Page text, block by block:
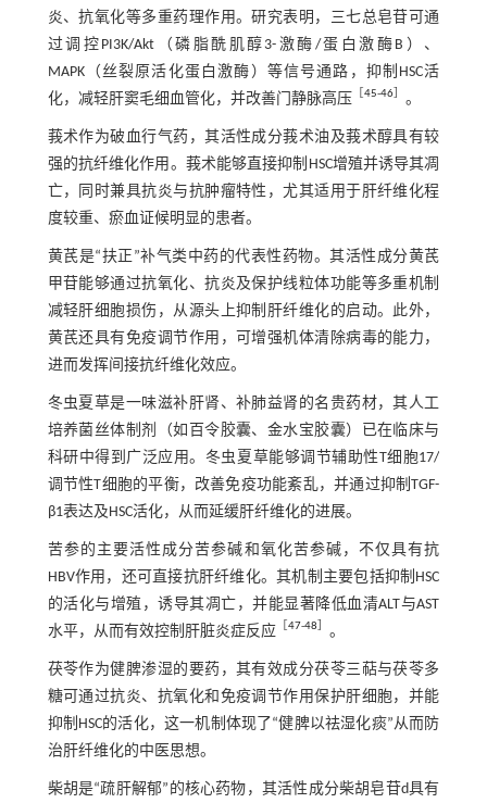
炎、抗氧化等多重药理作用。研究表明，三七总皂苷可通
过调控PI3K/Akt（磷脂酰肌醇3-激酶/蛋白激酶B）、
MAPK（丝裂原活化蛋白激酶）等信号通路，抑制HSC活
化，减轻肝窦毛细血管化，并改善门静脉高压［45-46］ 。
莪术作为破血行气药，其活性成分莪术油及莪术醇具有较
强的抗纤维化作用。莪术能够直接抑制HSC增殖并诱导其凋
亡，同时兼具抗炎与抗肿瘤特性，尤其适用于肝纤维化程
度较重、瘀血证候明显的患者。
黄芪是“扶正”补气类中药的代表性药物。其活性成分黄芪
甲苷能够通过抗氧化、抗炎及保护线粒体功能等多重机制
减轻肝细胞损伤，从源头上抑制肝纤维化的启动。此外，
黄芪还具有免疫调节作用，可增强机体清除病毒的能力，
进而发挥间接抗纤维化效应。
冬虫夏草是一味滋补肝肾、补肺益肾的名贵药材，其人工
培养菌丝体制剂（如百令胶囊、金水宝胶囊）已在临床与
科研中得到广泛应用。冬虫夏草能够调节辅助性T细胞17/
调节性T细胞的平衡，改善免疫功能紊乱，并通过抑制TGF-
β1表达及HSC活化，从而延缓肝纤维化的进展。
苦参的主要活性成分苦参碱和氧化苦参碱，不仅具有抗
HBV作用，还可直接抗肝纤维化。其机制主要包括抑制HSC
的活化与增殖，诱导其凋亡，并能显著降低血清ALT与AST
水平，从而有效控制肝脏炎症反应［47-48］ 。
茯苓作为健脾渗湿的要药，其有效成分茯苓三萜与茯苓多
糖可通过抗炎、抗氧化和免疫调节作用保护肝细胞，并能
抑制HSC的活化，这一机制体现了“健脾以祛湿化痰”从而防
治肝纤维化的中医思想。
柴胡是“疏肝解郁”的核心药物，其活性成分柴胡皂苷d具有